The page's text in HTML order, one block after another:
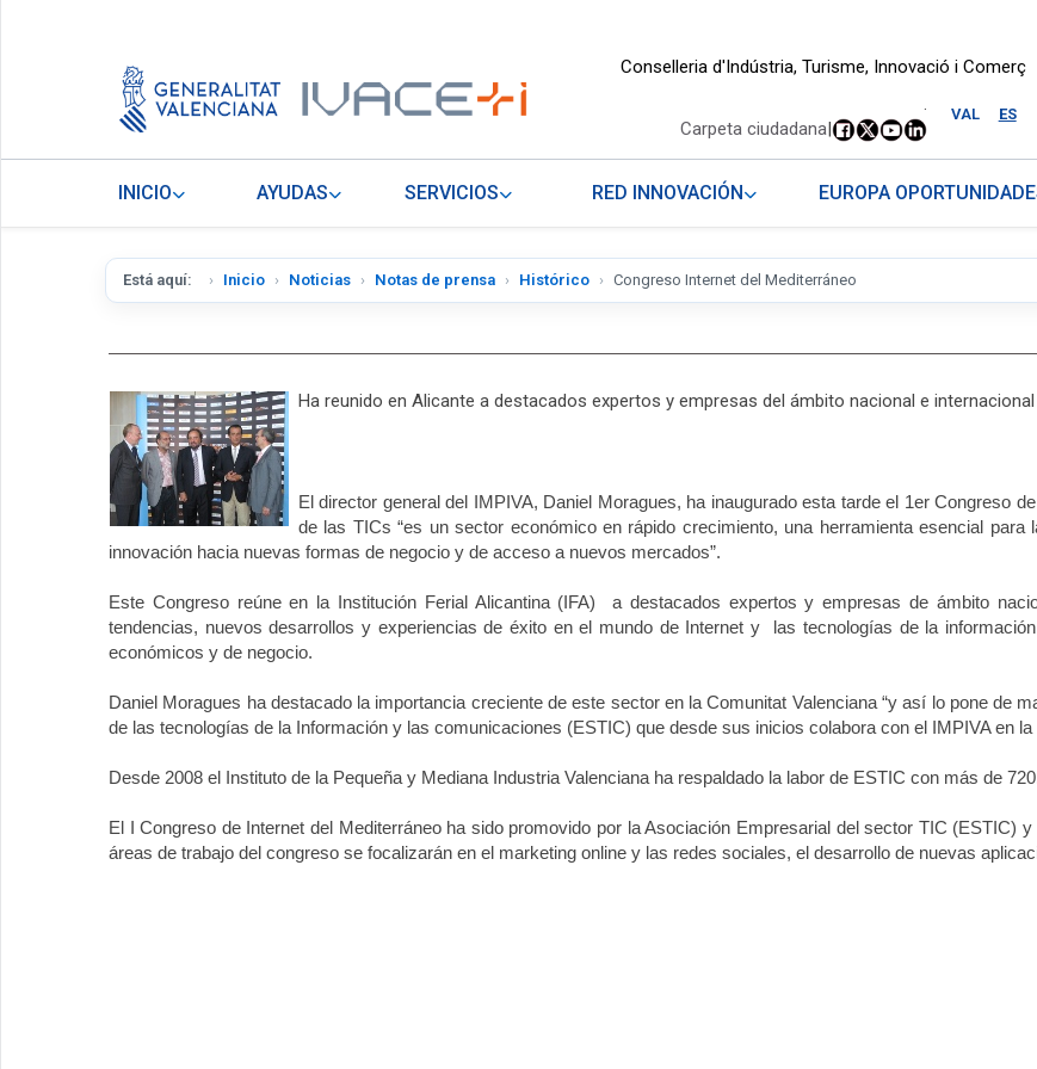
Conselleria d'Indústria, Turisme, Innovació i Comerç
VAL ES
.
Carpeta ciudadana|
INICIO AYUDAS SERVICIOS RED INNOVACIÓN EUROPA
Está aquí: Inicio Noticias Notas de prensa Histórico Congreso Internet del Mediterráneo
Ha reunido en Alicante a destacados expertos y empresas del ámbito nacional e
El director general del IMPIVA, Daniel Moragues, ha inaugurado esta tarde el 1er Congreso
de las TICs “es un sector económico en rápido crecimiento, una herramienta esencial
innovación hacia nuevas formas de negocio y de acceso a nuevos mercados”.
Este Congreso reúne en la Institución Ferial Alicantina (IFA) a destacados expertos y empresas de ámbito
tendencias, nuevos desarrollos y experiencias de éxito en el mundo de Internet y las tecnologías de la
económicos y de negocio.
Daniel Moragues ha destacado la importancia creciente de este sector en la Comunitat Valenciana “y así lo pone de
de las tecnologías de la Información y las comunicaciones (ESTIC) que desde sus inicios colabora con el IMPIVA en
Desde 2008 el Instituto de la Pequeña y Mediana Industria Valenciana ha respaldado la labor de ESTIC con más de
El I Congreso de Internet del Mediterráneo ha sido promovido por la Asociación Empresarial del sector TIC (ESTIC)
áreas de trabajo del congreso se focalizarán en el marketing online y las redes sociales, el desarrollo de nuevas